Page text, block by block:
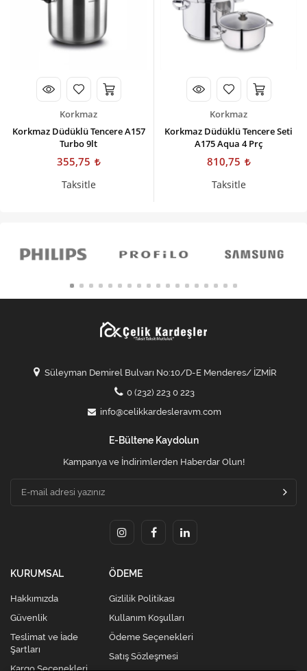
Korkmaz
Korkmaz Düdüklü Tencere A157
Turbo 9lt
355,75
Taksitle
Korkmaz
Korkmaz Düdüklü Tencere Seti
A175 Aqua 4 Prç
810,75
Taksitle
Süleyman Demirel Bulvarı No:10/D-E Menderes/ İZMİR
0 (232) 223 0 223
info@celikkardesleravm.com
E-Bültene Kaydolun
Kampanya ve İndirimlerden Haberdar Olun!
KURUMSAL
Hakkımızda
Güvenlik
Teslimat ve İade
Şartları
Kargo Seçenekleri
ÖDEME
Gizlilik Politikası
Kullanım Koşulları
Ödeme Seçenekleri
Satış Sözleşmesi